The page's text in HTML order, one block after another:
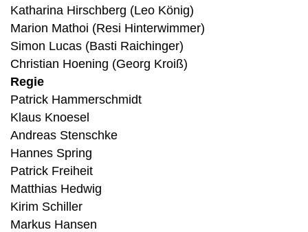
Katharina Hirschberg (Leo König)
Marion Mathoi (Resi Hinterwimmer)
Simon Lucas (Basti Raichinger)
Christian Hoening (Georg Kroiß)
Regie
Patrick Hammerschmidt
Klaus Knoesel
Andreas Stenschke
Hannes Spring
Patrick Freiheit
Matthias Hedwig
Kirim Schiller
Markus Hansen